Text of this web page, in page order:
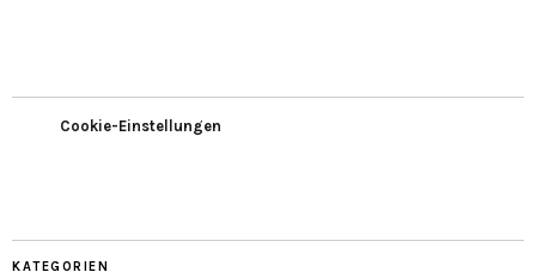
Cookie-Einstellungen
KATEGORIEN